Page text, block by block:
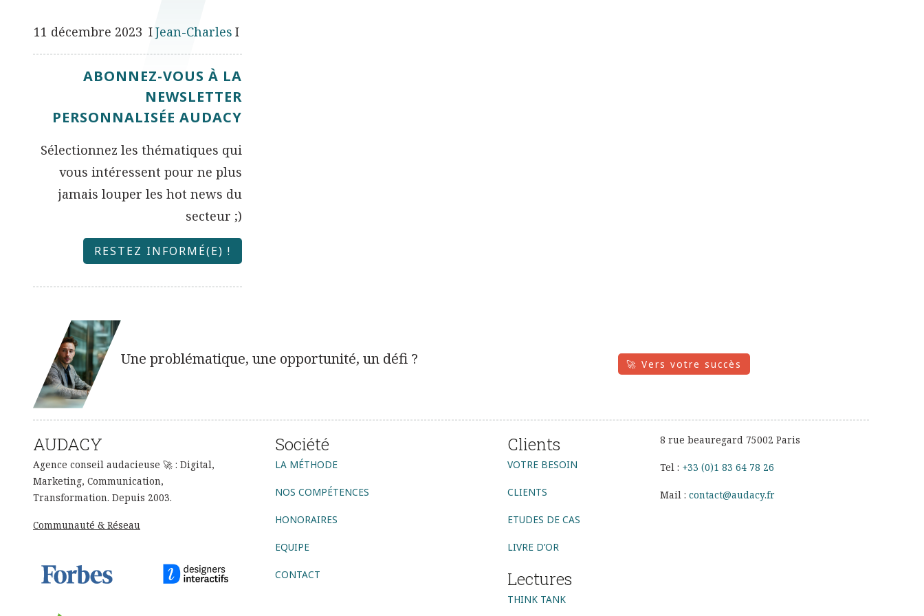
11 décembre 2023 Jean-Charles
ABONNEZ-VOUS À LA
NEWSLETTER
PERSONNALISÉE AUDACY
Sélectionnez les thématiques qui
vous intéressent pour ne plus
jamais louper les hot news du
secteur ;)
RESTEZ INFORMÉ(E) !
Une problématique, une opportunité, un défi ? 🚀 Vers votre succès
AUDACY
Agence conseil audacieuse 🚀 : Digital,
Marketing, Communication,
Transformation. Depuis 2003.
Communauté & Réseau
8 rue beauregard 75002 Paris
Tel : +33 (0)1 83 64 78 26
Mail : contact@audacy.fr
Société
LA MÉTHODE
NOS COMPÉTENCES
HONORAIRES
EQUIPE
CONTACT
Clients
VOTRE BESOIN
CLIENTS
ETUDES DE CAS
LIVRE D’OR
Lectures
THINK TANK